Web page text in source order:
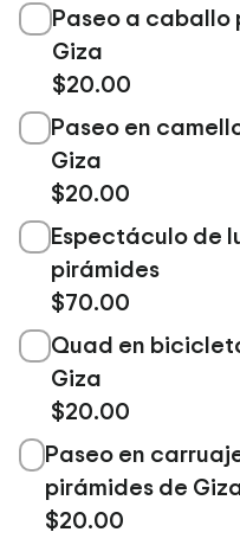
Paseo a caballo
Giza
$20.00
Paseo en
Giza
$20.00
Espectáculo de
pirámides
$70.00
Quad en
Giza
$20.00
Paseo en
pirámides de
$20.00